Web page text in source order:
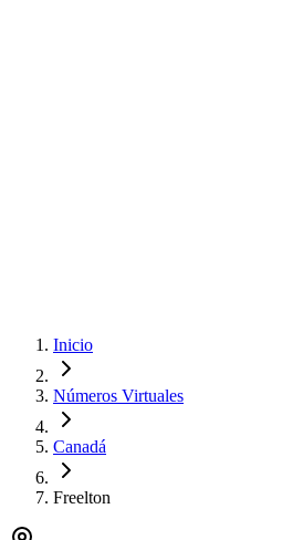
Inicio
Números Virtuales
Canadá
Freelton